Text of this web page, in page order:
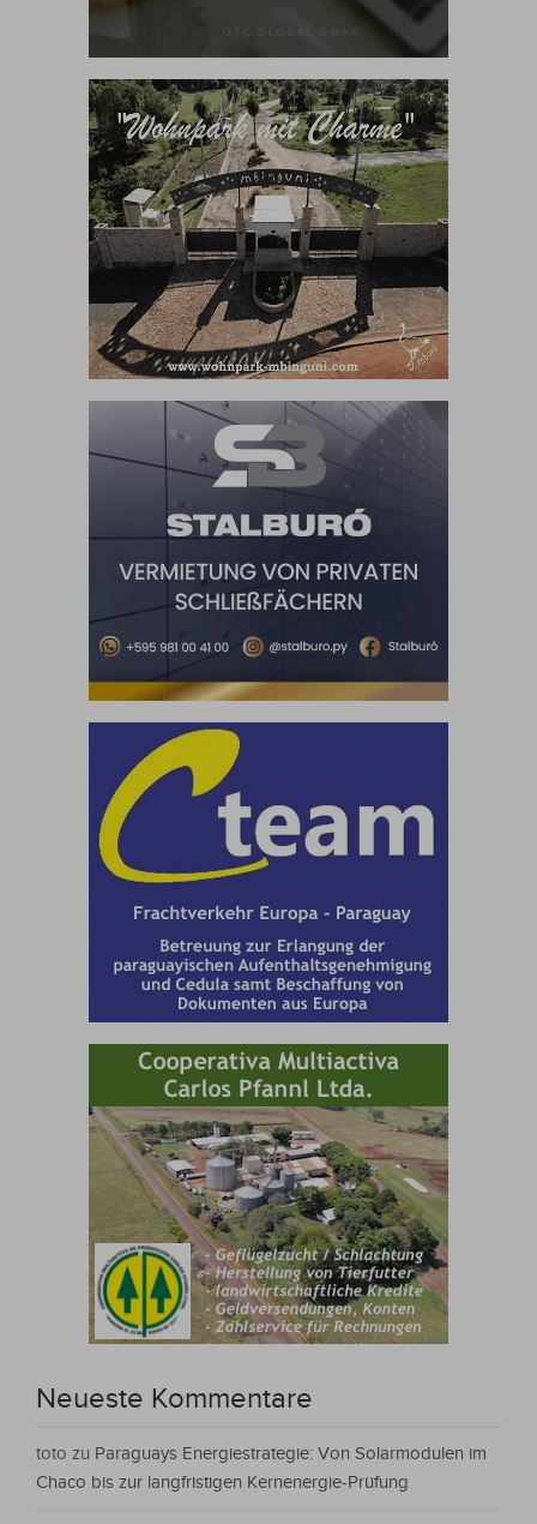
Neueste Kommentare
toto zu Paraguays Energiestrategie: Von Solarmodulen im
Chaco bis zur langfristigen Kernenergie-Prüfung